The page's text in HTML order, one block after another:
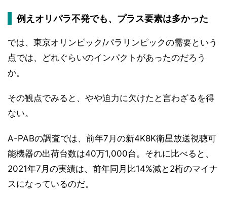
例えオリパラ不発でも、プラス要素は多かった
では、東京オリンピック/パラリンピックの需要という
点では、どれぐらいのインパクトがあったのだろう
か。
その観点でみると、やや迫力に欠けたと言わざるを得
ない。
A-PABの調査では、前年7月の新4K8K衛星放送視聴可
能機器の出荷台数は40万1,000台。それに比べると、
2021年7月の実績は、前年同月比14%減と2桁のマイナ
スになっているのだ。